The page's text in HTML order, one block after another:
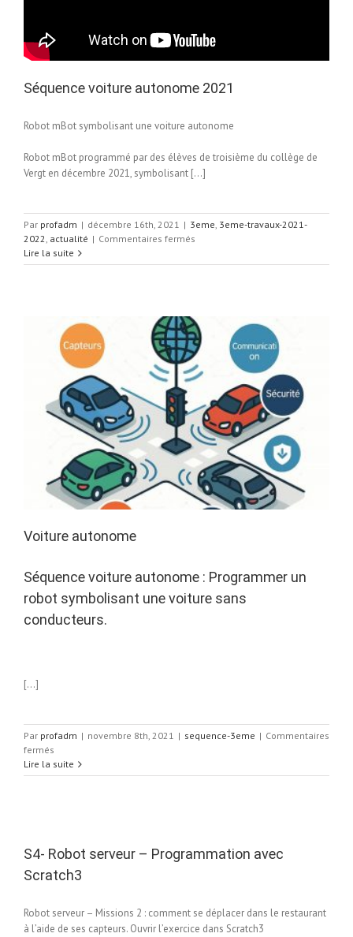
Séquence voiture autonome 2021
Robot mBot symbolisant une voiture autonome
Robot mBot programmé par des élèves de troisième du collège de
Vergt en décembre 2021, symbolisant […]
Par profadm | décembre 16th, 2021 | 3eme 3eme-travaux-2021-
2022 actualité | Commentaires fermés
voiture
Lire la suite
Voiture autonome
Séquence voiture autonome : Programmer un
robot symbolisant une voiture sans
conducteurs.
[…]
Par profadm | novembre 8th, 2021 | sequence-3eme | Commentaires
fermés
Voiture
autonome
Lire la suite
S4- Robot serveur – Programmation avec
Scratch3
Robot serveur – Missions 2 : comment se déplacer dans le restaurant
à l’aide de ses capteurs. Ouvrir l’exercice dans Scratch3